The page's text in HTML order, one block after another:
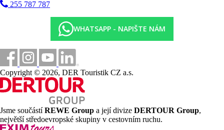
255 787 787
WHATSAPP - NAPIŠTE NÁM
Copyright © 2026, DER Touristik CZ a.s.
Jsme součástíREWE Group a její divize DERTOUR Group,
největší středoevropské skupiny v cestovním ruchu.